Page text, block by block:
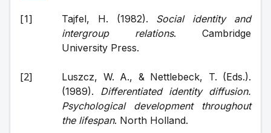
Tajfel, H. (1982). Social identity and
intergroup relations. Cambridge
University Press.
Luszcz, W. A., & Nettlebeck, T. (Eds.).
(1989). Differentiated identity diffusion.
Psychological development throughout
the lifespan. North Holland.